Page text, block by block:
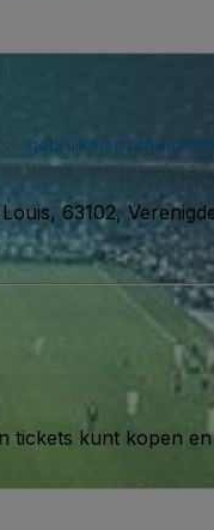
je op elk gewenst
63102,
tickets kunt kopen